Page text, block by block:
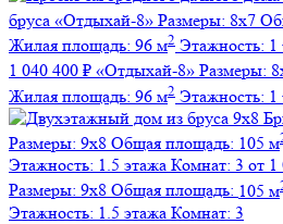
бруса «Отдыхай-8» Размеры: 8х7
Жилая площадь: 96 м2 Этажность: 1
1 040 400 ₽ «Отдыхай-8» Размеры:
Жилая площадь: 96 м2 Этажность: 1
Размеры: 9х8 Общая площадь: 105 м
Этажность: 1.5 этажа Комнат: 3 от 1
Размеры: 9х8 Общая площадь: 105 м
Этажность: 1.5 этажа Комнат: 3